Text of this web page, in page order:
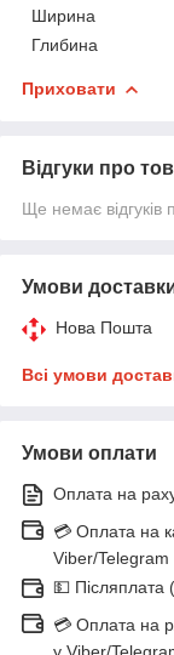
Ширина
Глибина
Приховати
Відгуки про
Ще немає відгуків
Умови
Нова Пошта
Всі умови
Умови оплати
Оплата на
💳 Оплата на
Viber/Telegram
💵 Післяплата
💳 Оплата на
у Viber/